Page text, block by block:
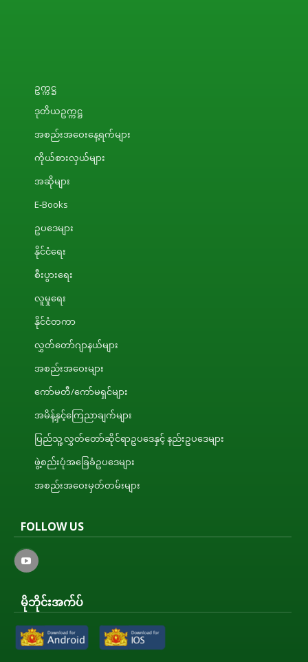
ဥက္ကဋ္ဌ
ဒုတိယဥက္ကဋ္ဌ
အစည်းအဝေးနေ့ရက်များ
ကိုယ်စားလှယ်များ
အဆိုများ
E-Books
ဥပဒေများ
နိုင်ငံရေး
စီးပွားရေး
လူမှုရေး
နိုင်ငံတကာ
လွှတ်တော်ဂျာနယ်များ
အစည်းအဝေးများ
ကော်မတီ/ကော်မရှင်များ
အမိန့်နှင့်ကြေညာချက်များ
ပြည်သူ့လွှတ်တော်ဆိုင်ရာဥပဒေနှင့် နည်းဥပဒေများ
ဖွဲ့စည်းပုံအခြေခံဥပဒေများ
အစည်းအဝေးမှတ်တမ်းများ
FOLLOW US
မိုဘိုင်းအက်ပ်